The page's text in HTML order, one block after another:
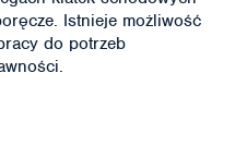
Istnieje możliwość
do potrzeb